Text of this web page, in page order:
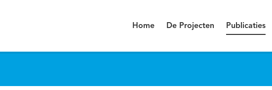
Home De Projecten Publicaties